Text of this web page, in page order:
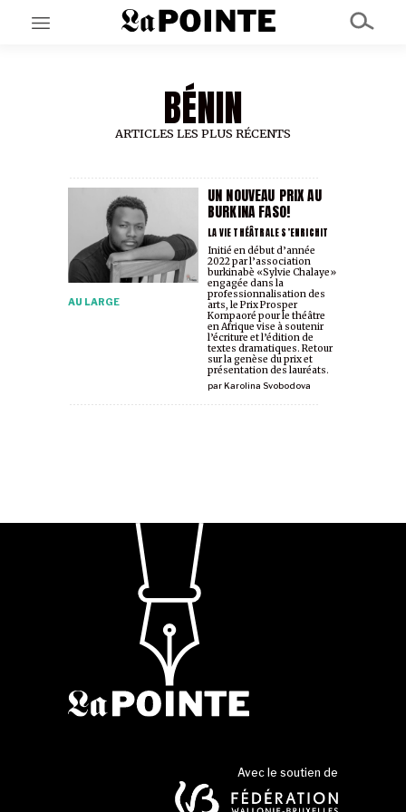
EN CE MOMENT
GRAND ANGLE
AU LARGE
À PROPOS
NOS PARTENAIRES
SOUTENEZ NOUS
BÉNIN
ARTICLES LES PLUS RÉCENTS
UN NOUVEAU PRIX AU
BURKINA FASO!
LA VIE THÉÂTRALE S’ENRICHIT
AU LARGE
parKarolina Svobodova
Initié en début d’année
2022 par l’association
burkinabè «Sylvie Chalaye»
engagée dans la
professionnalisation des
arts, le Prix Prosper
Kompaoré pour le théâtre
en Afrique vise à soutenir
l’écriture et l’édition de
textes dramatiques. Retour
sur la genèse du prix et
présentation des lauréats.
Avec le soutien de